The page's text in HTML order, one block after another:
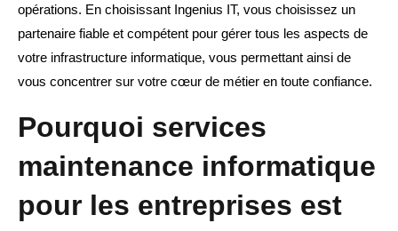
opérations. En choisissant Ingenius IT, vous choisissez un
partenaire fiable et compétent pour gérer tous les aspects de
votre infrastructure informatique, vous permettant ainsi de
vous concentrer sur votre cœur de métier en toute confiance.
Pourquoi services
maintenance informatique
pour les entreprises est